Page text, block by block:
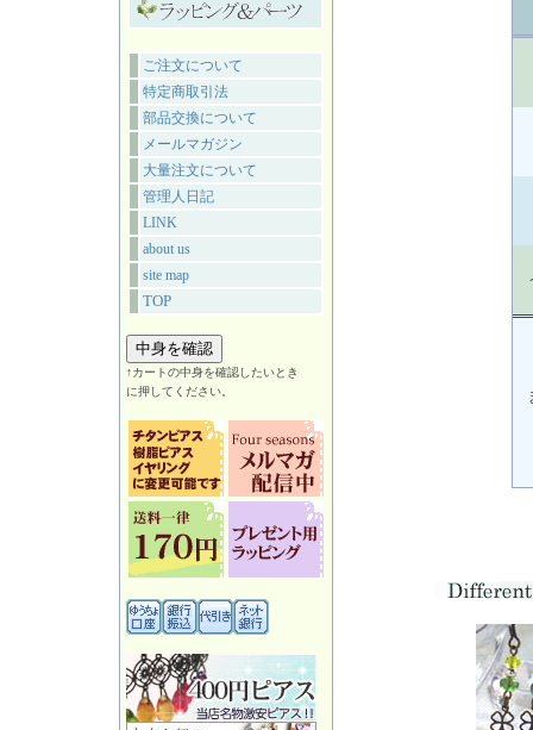
ご注文について
特定商取引法
部品交換について
メールマガジン
大量注文について
管理人日記
LINK
about us
site map
TOP
↑カートの中身を確認したいとき
に押してください。